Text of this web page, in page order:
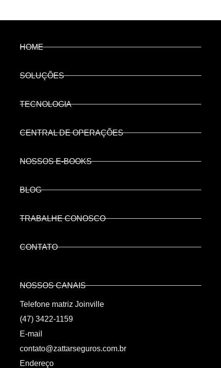
HOME
SOLUÇÕES
TECNOLOGIA
CENTRAL DE OPERAÇÕES
NOSSOS E-BOOKS
BLOG
TRABALHE CONOSCO
CONTATO
NOSSOS CANAIS
Telefone matriz Joinville
(47) 3422-1159
E-mail
contato@zattarseguros.com.br
Endereço